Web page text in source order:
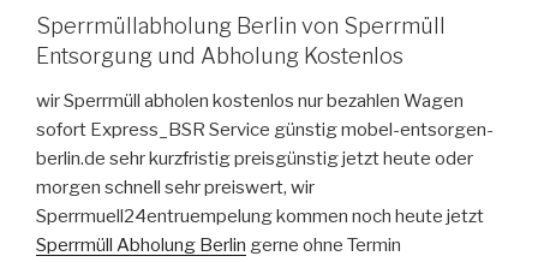
Sperrmüllabholung Berlin von Sperrmüll
Entsorgung und Abholung Kostenlos
wir Sperrmüll abholen kostenlos nur bezahlen Wagen
sofort Express_BSR Service günstig mobel-entsorgen-
berlin.de sehr kurzfristig preisgünstig jetzt heute oder
morgen schnell sehr preiswert, wir
Sperrmuell24entruempelung kommen noch heute jetzt
Sperrmüll Abholung Berlin gerne ohne Termin